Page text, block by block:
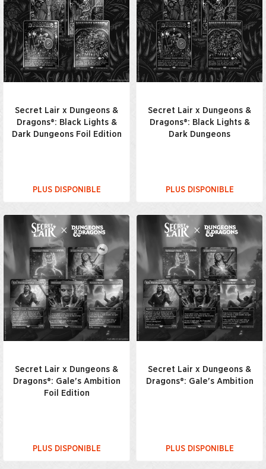
Secret Lair x Dungeons &
Dragons®: Black Lights &
Dark Dungeons Foil Edition
PLUS DISPONIBLE
Secret Lair x Dungeons &
Dragons®: Black Lights &
Dark Dungeons
PLUS DISPONIBLE
Secret Lair x Dungeons &
Dragons®: Gale's Ambition
Foil Edition
PLUS DISPONIBLE
Secret Lair x Dungeons &
Dragons®: Gale's Ambition
PLUS DISPONIBLE